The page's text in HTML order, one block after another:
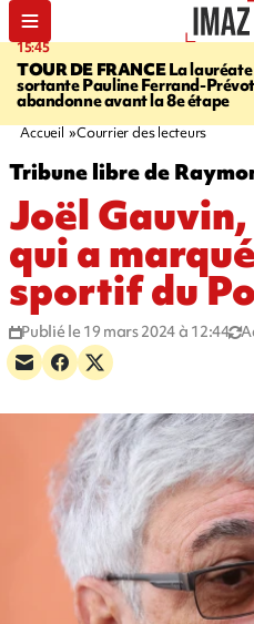
15:45
TOUR DE FRANCELa lauréate
sortante Pauline Ferrand-Prévot
abandonne avant la 8e étape
Accueil Courrier des lecteurs
Tribune libre de
Joël
qui a
sportif du
Publié le 19 mars 2024 à 12:44